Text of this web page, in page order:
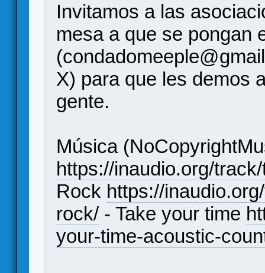
Invitamos a las
mesa a que se pongan
X) para que les demos
gente.
Música
https://inaudio.org/
Rock https://
rock/ - Take your time
your-time-acoustic-